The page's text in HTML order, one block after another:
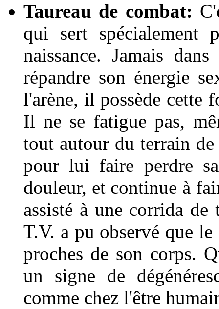
Taureau de combat:
qui sert spécialement
naissance. Jamais
répandre son énergie
l'arène, il possède cette
Il ne se fatigue pas,
tout autour du terrain de
pour lui faire perdre
douleur, et continue à
assisté à une corrida
T.V. a pu observé que le
proches de son corps.
un signe de
comme chez l'être